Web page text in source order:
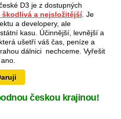
D3 je z dostupných
škodlivá a nejsložitější. Je
a developery, ale
kasu. Účinnější, levnější a
ušetří váš čas, peníze a
dálnici nechceme. Vyřešit
českou krajinou!